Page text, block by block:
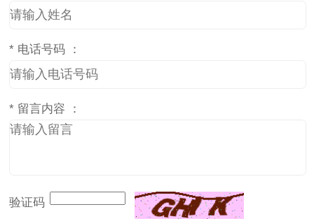
* 电话号码 ：
* 留言内容 ：
验证码